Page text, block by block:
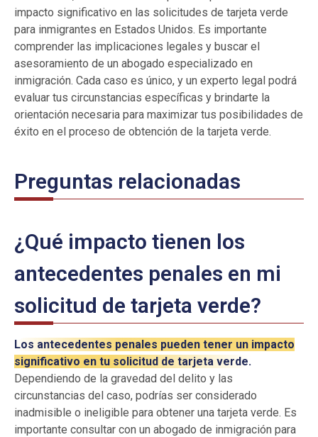
impacto significativo en las solicitudes de tarjeta verde
para inmigrantes en Estados Unidos. Es importante
comprender las implicaciones legales y buscar el
asesoramiento de un abogado especializado en
inmigración. Cada caso es único, y un experto legal podrá
evaluar tus circunstancias específicas y brindarte la
orientación necesaria para maximizar tus posibilidades de
éxito en el proceso de obtención de la tarjeta verde.
Preguntas relacionadas
¿Qué impacto tienen los
antecedentes penales en mi
solicitud de tarjeta verde?
Los antecedentes penales pueden tener un impacto
significativo en tu solicitud de tarjeta verde.
Dependiendo de la gravedad del delito y las
circunstancias del caso, podrías ser considerado
inadmisible o ineligible para obtener una tarjeta verde. Es
importante consultar con un abogado de inmigración para